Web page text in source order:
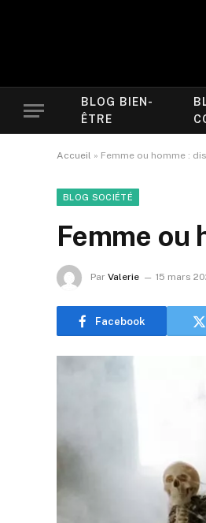
BLOG BIEN-
ÊTRE
Accueil » Femme ou homme :
BLOG SOCIÉTÉ
Femme ou
Par Valerie 15 mars
Facebook